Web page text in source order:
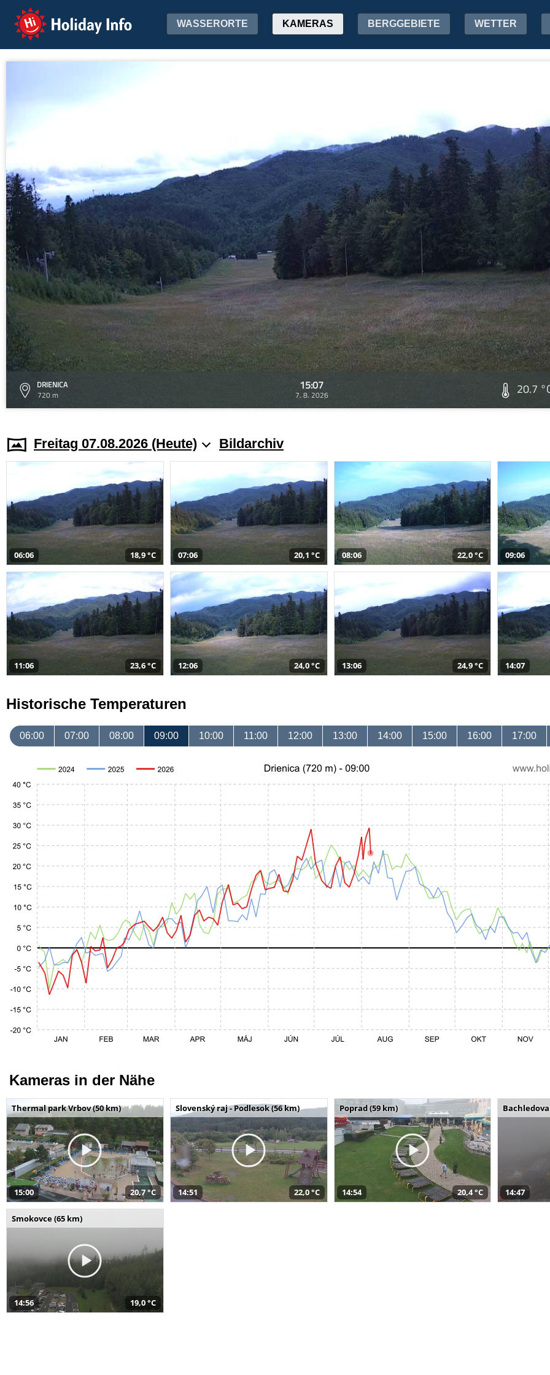
Holiday Info WASSERORTE KAMERAS BERGGEBIETE WETTER
DRIENICA
720 m
15:07
7. 8. 2026 20.7
Freitag 07.08.2026 (Heute) Bildarchiv
06:06 18,9 °C 07:06 20,1 °C 08:06 22,0 °C 09:06
11:06 23,6 °C 12:06 24,0 °C 13:06 24,9 °C 14:07
Historische Temperaturen
06:00 07:00 08:00 09:00 10:00 11:00 12:00 13:00 14:00 15:00 16:00 17:00
Kameras in der Nähe
Thermal park Vrbov (50 km)
15:00 20,7 °C
Slovenský raj - Podlesok (56 km)
14:51 22,0 °C
Poprad (59 km)
14:54 20,4 °C 14:47
Smokovce (65 km)
14:56 19,0 °C